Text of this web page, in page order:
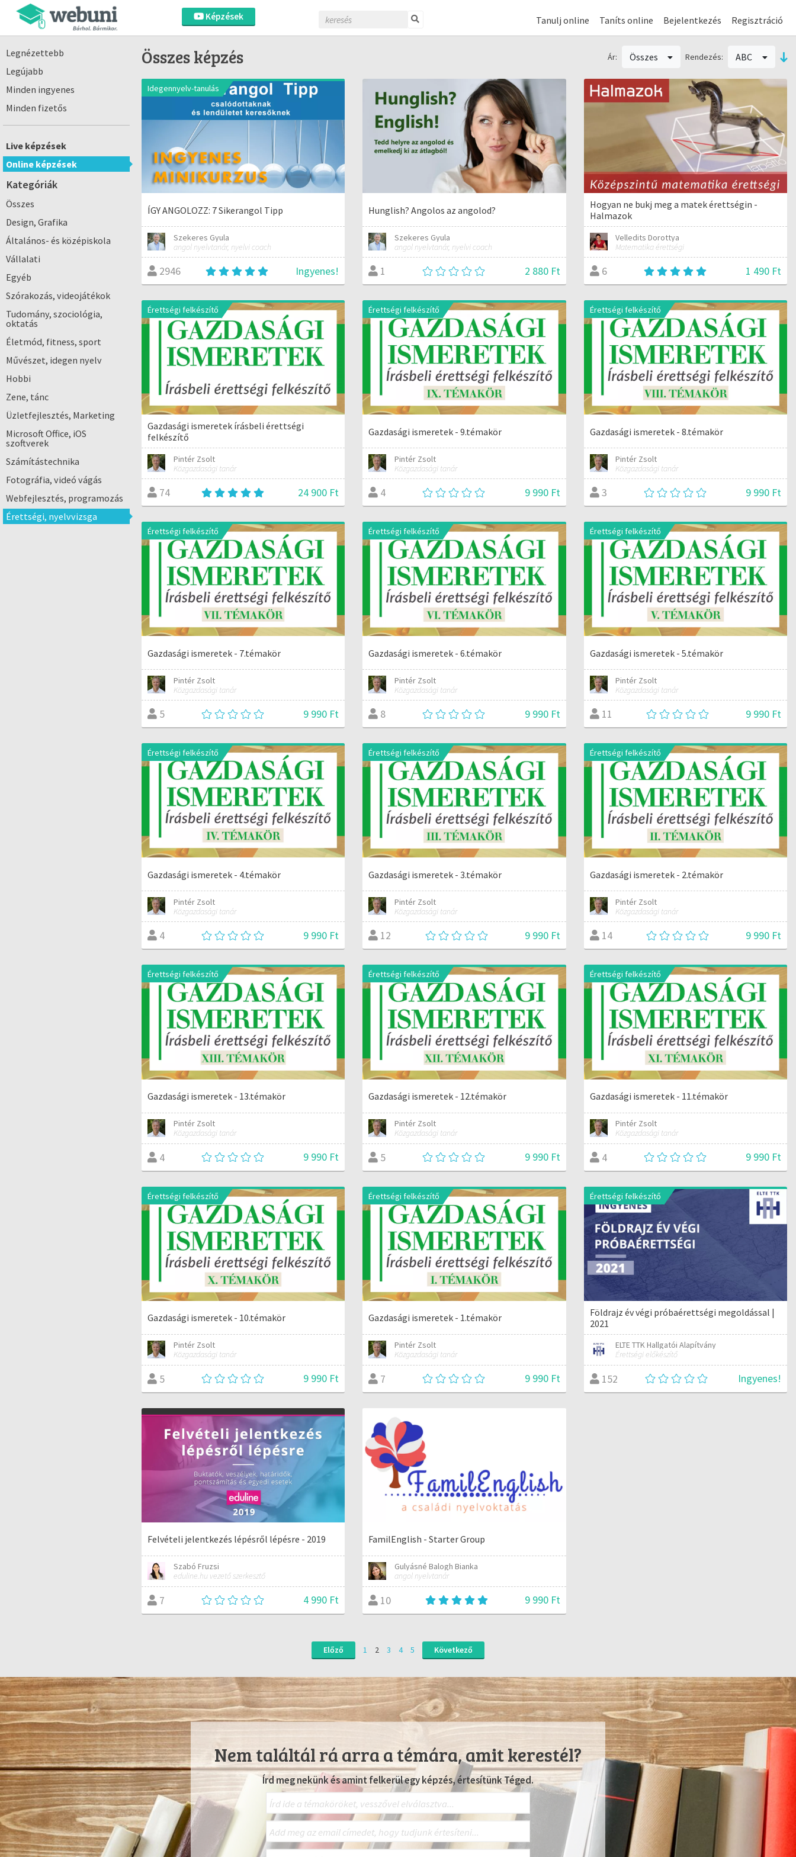
Képzések Tanulj online Taníts online Bejelentkezés Regisztráció
Legnézettebb
Legújabb
Minden ingyenes
Minden fizetős
Live képzések
Online képzések
Kategóriák
Összes
Design, Grafika
Általános- és középiskola
Vállalati
Egyéb
Szórakozás, videojátékok
Tudomány, szociológia,
oktatás
Életmód, fitness, sport
Művészet, idegen nyelv
Hobbi
Zene, tánc
Üzletfejlesztés, Marketing
Microsoft Office, iOS
szoftverek
Számítástechnika
Fotográfia, videó vágás
Webfejlesztés, programozás
Érettségi, nyelvvizsga
Összes képzés Ár: Összes Rendezés: ABC
Idegennyelv-tanulás
ÍGY ANGOLOZZ: 7 Sikerangol Tipp
Szekeres Gyula
angol nyelvtanár, nyelvi coach
2946 Ingyenes!
Hunglish? Angolos az angolod?
Szekeres Gyula
angol nyelvtanár, nyelvi coach
1 2 880 Ft
Hogyan ne bukj meg a matek érettségin -
Halmazok
Velledits Dorottya
Matematika érettségi
6 1 490 Ft
Érettségi felkészítő
Gazdasági ismeretek írásbeli érettségi
felkészítő
Pintér Zsolt
Közgazdasági tanár
74 24 900 Ft
Érettségi felkészítő
Gazdasági ismeretek - 9.témakör
Pintér Zsolt
Közgazdasági tanár
4 9 990 Ft
Érettségi felkészítő
Gazdasági ismeretek - 8.témakör
Pintér Zsolt
Közgazdasági tanár
3 9 990 Ft
Érettségi felkészítő
Gazdasági ismeretek - 7.témakör
Pintér Zsolt
Közgazdasági tanár
5 9 990 Ft
Érettségi felkészítő
Gazdasági ismeretek - 6.témakör
Pintér Zsolt
Közgazdasági tanár
8 9 990 Ft
Érettségi felkészítő
Gazdasági ismeretek - 5.témakör
Pintér Zsolt
Közgazdasági tanár
11 9 990 Ft
Érettségi felkészítő
Gazdasági ismeretek - 4.témakör
Pintér Zsolt
Közgazdasági tanár
4 9 990 Ft
Érettségi felkészítő
Gazdasági ismeretek - 3.témakör
Pintér Zsolt
Közgazdasági tanár
12 9 990 Ft
Érettségi felkészítő
Gazdasági ismeretek - 2.témakör
Pintér Zsolt
Közgazdasági tanár
14 9 990 Ft
Érettségi felkészítő
Gazdasági ismeretek - 13.témakör
Pintér Zsolt
Közgazdasági tanár
4 9 990 Ft
Érettségi felkészítő
Gazdasági ismeretek - 12.témakör
Pintér Zsolt
Közgazdasági tanár
5 9 990 Ft
Érettségi felkészítő
Gazdasági ismeretek - 11.témakör
Pintér Zsolt
Közgazdasági tanár
4 9 990 Ft
Érettségi felkészítő
Gazdasági ismeretek - 10.témakör
Pintér Zsolt
Közgazdasági tanár
5 9 990 Ft
Érettségi felkészítő
Gazdasági ismeretek - 1.témakör
Pintér Zsolt
Közgazdasági tanár
7 9 990 Ft
Érettségi felkészítő
Földrajz év végi próbaérettségi megoldással |
2021
ELTE TTK Hallgatói Alapítvány
Érettségi előkészítő
152 Ingyenes!
Felvételi jelentkezés lépésről lépésre - 2019
Szabó Fruzsi
eduline.hu vezető szerkesztő
7 4 990 Ft
FamilEnglish - Starter Group
Gulyásné Balogh Bianka
angol nyelvtanár
10 9 990 Ft
Előző 1 2 3 4 5 Következő
Nem találtál rá arra a témára, amit kerestél?
Írd meg nekünk és amint felkerül egy képzés, értesítünk Téged.